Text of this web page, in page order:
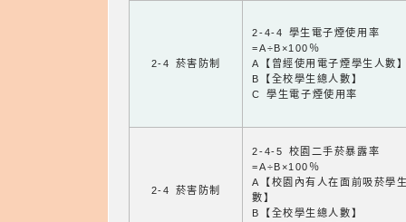
2-4 菸害防制
2-4-4 學生電子煙使用率
=A÷B×100％
A【曾經使用電子煙學生人數
B【全校學生總人數】
C 學生電子煙使用率
2-4 菸害防制
2-4-5 校園二手菸暴露率
=A÷B×100％
A【校園內有人在面前吸菸學
數】
B【全校學生總人數】